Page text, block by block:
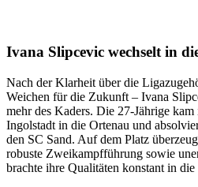
Ivana Slipcevic wechselt in
Nach der Klarheit über die
Weichen für die Zukunft – Ivana
mehr des Kaders. Die 27-Jährige
Ingolstadt in die Ortenau und
den SC Sand. Auf dem Platz
robuste Zweikampfführung sowie
brachte ihre Qualitäten konstant in